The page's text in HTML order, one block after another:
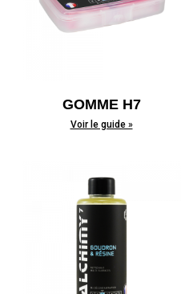
GOMME H7
Voir le guide »